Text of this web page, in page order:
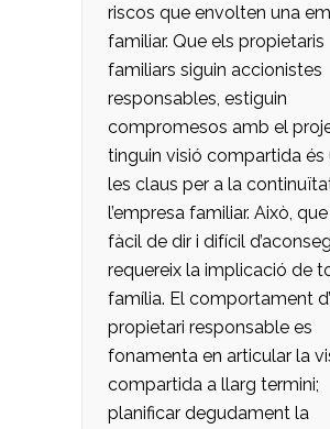
riscos que envolten una
familiar. Que els propietaris
familiars siguin accionistes
responsables, estiguin
compromesos amb el
tinguin visió compartida és
les claus per a la
l’empresa familiar. Això,
fàcil de dir i difícil
requereix la implicació de
família. El comportament
propietari responsable es
fonamenta en articular la
compartida a llarg termini;
planificar degudament la